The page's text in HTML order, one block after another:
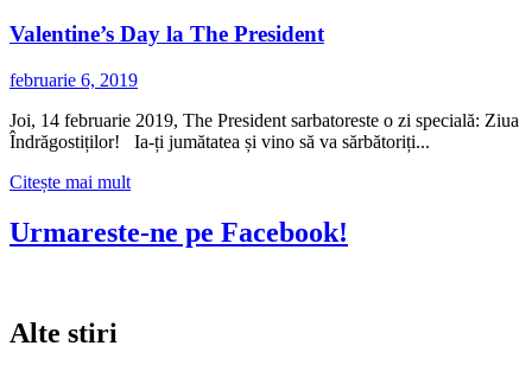
Valentine’s Day la The President
februarie 6, 2019
Joi, 14 februarie 2019, The President sarbatoreste o zi specială: Ziua
Îndrăgostiților! Ia-ți jumătatea și vino să va sărbătoriți...
Citește mai multCitește
despre
Urmareste-ne pe Facebook!
Alte stiri